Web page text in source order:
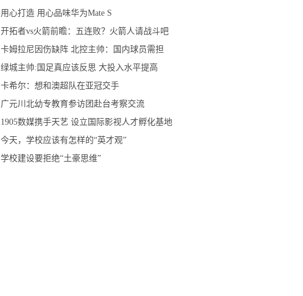
用心打造 用心品味华为Mate S
开拓者vs火箭前瞻：五连败？火箭人请战斗吧
卡姆拉尼因伤缺阵 北控主帅：国内球员需担
绿城主帅:国足真应该反思 大投入水平提高
卡希尔：想和澳超队在亚冠交手
广元川北幼专教育参访团赴台考察交流
1905数媒携手天艺 设立国际影视人才孵化基地
今天，学校应该有怎样的“英才观”
学校建设要拒绝“土豪思维”